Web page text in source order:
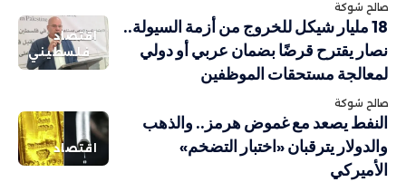
صالح شوكة
اقتصاد
فلسطيني
18 مليار شيكل للخروج من أزمة السيولة..
نصار يقترح قرضًا بضمان عربي أو دولي
لمعالجة مستحقات الموظفين
صالح شوكة
اقتصاد
النفط يصعد مع غموض هرمز.. والذهب
والدولار يترقبان «اختبار التضخم»
الأميركي